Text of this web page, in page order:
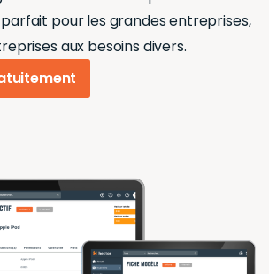
pour les grandes entreprises,
aux besoins divers.